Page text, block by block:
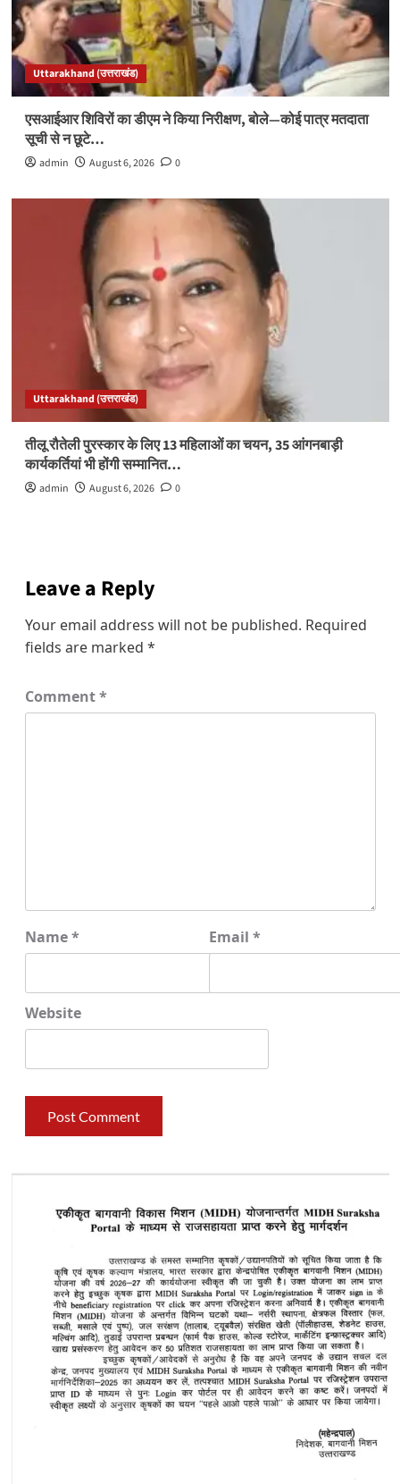
Uttarakhand (उत्तराखंड)
एसआईआर शिविरों का डीएम ने किया निरीक्षण, बोले—कोई पात्र मतदाता
सूची से न छूटे…
admin August 6, 2026 0
Uttarakhand (उत्तराखंड)
तीलू रौतेली पुरस्कार के लिए 13 महिलाओं का चयन, 35 आंगनबाड़ी
कार्यकर्तियां भी होंगी सम्मानित…
admin August 6, 2026 0
Leave a Reply
Your email address will not be published. Required
fields are marked *
Comment*
Name* Email *
Website